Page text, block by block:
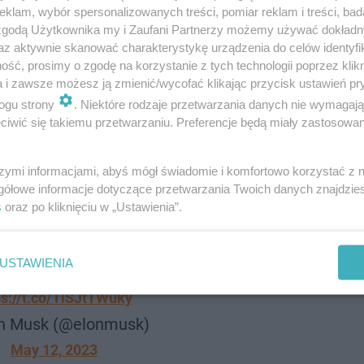
Yaccarino as the new CEO of Twitter!
@LindaYacc
operations, while I focus on product
the everything app.
t.co/TiSJtTWuky
Musk (@elonmusk)
May 12, 2023
wybór spersonalizowanych treści, pomiar reklam i treści,
Użytkownika my i Zaufani Partnerzy możemy używać
aktywnie skanować charakterystykę urządzenia do celów
prosimy o zgodę na korzystanie z tych technologii poprzez
i zawsze możesz ją zmienić/wycofać klikając przycisk ustawień
strony
. Niektóre rodzaje przetwarzania danych nie
się takiemu przetwarzaniu. Preferencje będą miały
informacjami, abyś mógł świadomie i komfortowo korzystać z
informacje dotyczące przetwarzania Twoich danych
oraz po kliknięciu w „Ustawienia”.
USTAWIENIA